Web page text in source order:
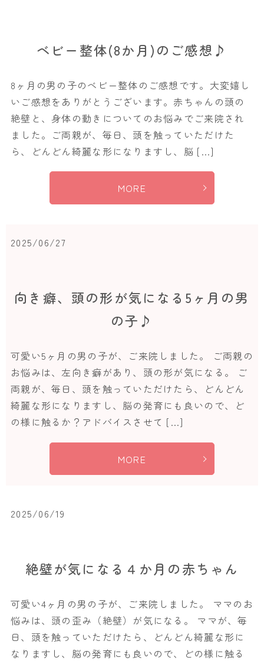
ベビー整体(8か月)のご感想♪
8ヶ月の男の子のベビー整体のご感想です。大変嬉し
いご感想をありがとうございます。赤ちゃんの頭の
絶壁と、身体の動きについてのお悩みでご来院され
ました。ご両親が、毎日、頭を触っていただけた
ら、どんどん綺麗な形になりますし、脳 […]
MORE
2025/06/27
向き癖、頭の形が気になる5ヶ月の男
の子♪
可愛い5ヶ月の男の子が、ご来院しました。 ご両親の
お悩みは、左向き癖があり、頭の形が気になる。 ご
両親が、毎日、頭を触っていただけたら、どんどん
綺麗な形になりますし、脳の発育にも良いので、ど
の様に触るか？アドバイスさせて […]
MORE
2025/06/19
絶壁が気になる４か月の赤ちゃん
可愛い4ヶ月の男の子が、ご来院しました。 ママのお
悩みは、頭の歪み（絶壁）が気になる。 ママが、毎
日、頭を触っていただけたら、どんどん綺麗な形に
なりますし、脳の発育にも良いので、どの様に触る